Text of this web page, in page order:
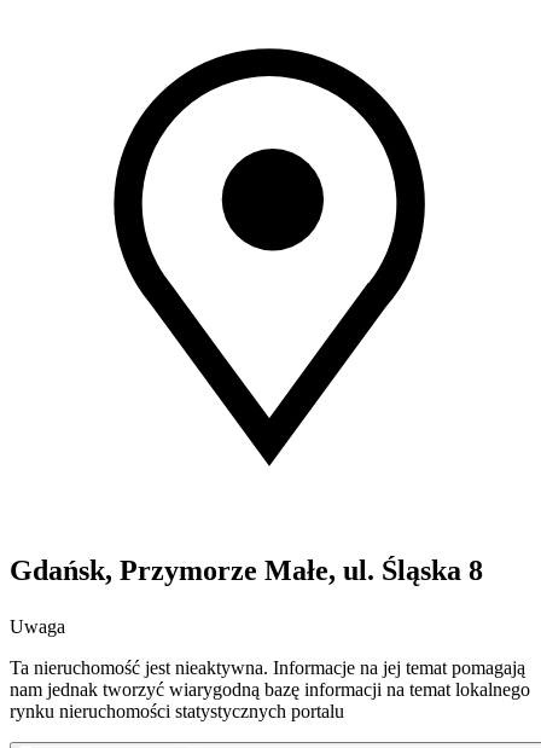
Gdańsk, Przymorze Małe, ul. Śląska 8
Uwaga
Ta nieruchomość jest nieaktywna. Informacje na jej temat pomagają
nam jednak tworzyć wiarygodną bazę informacji na temat lokalnego
rynku nieruchomości statystycznych portalu